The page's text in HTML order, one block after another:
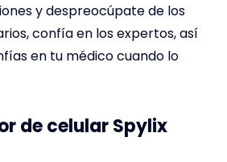
y despreocúpate de los
confía en los expertos, así
en tu médico cuando lo
de celular Spylix